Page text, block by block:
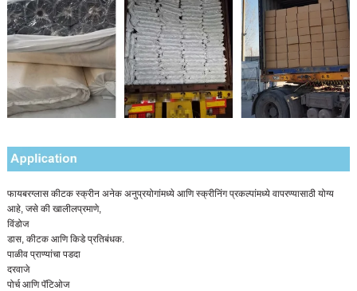
फायबरग्लास कीटक स्क्रीन अनेक अनुप्रयोगांमध्ये आणि स्क्रीनिंग प्रकल्पांमध्ये वापरण्यासाठी योग्य
आहे, जसे की खालीलप्रमाणे,
विंडोज
डास, कीटक आणि किडे प्रतिबंधक.
पाळीव प्राण्यांचा पडदा
दरवाजे
पोर्च आणि पॅटिओज